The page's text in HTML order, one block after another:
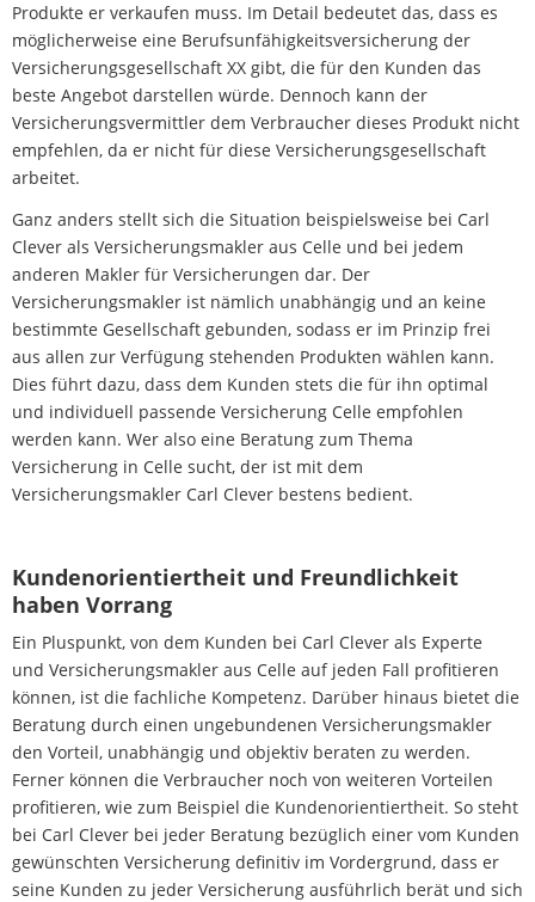
Produkte er verkaufen muss. Im Detail bedeutet das, dass es
möglicherweise eine Berufsunfähigkeitsversicherung der
Versicherungsgesellschaft XX gibt, die für den Kunden das
beste Angebot darstellen würde. Dennoch kann der
Versicherungsvermittler dem Verbraucher dieses Produkt nicht
empfehlen, da er nicht für diese Versicherungsgesellschaft
arbeitet.
Ganz anders stellt sich die Situation beispielsweise bei Carl
Clever als Versicherungsmakler aus Celle und bei jedem
anderen Makler für Versicherungen dar. Der
Versicherungsmakler ist nämlich unabhängig und an keine
bestimmte Gesellschaft gebunden, sodass er im Prinzip frei
aus allen zur Verfügung stehenden Produkten wählen kann.
Dies führt dazu, dass dem Kunden stets die für ihn optimal
und individuell passende Versicherung Celle empfohlen
werden kann. Wer also eine Beratung zum Thema
Versicherung in Celle sucht, der ist mit dem
Versicherungsmakler Carl Clever bestens bedient.
Kundenorientiertheit und Freundlichkeit
haben Vorrang
Ein Pluspunkt, von dem Kunden bei Carl Clever als Experte
und Versicherungsmakler aus Celle auf jeden Fall profitieren
können, ist die fachliche Kompetenz. Darüber hinaus bietet die
Beratung durch einen ungebundenen Versicherungsmakler
den Vorteil, unabhängig und objektiv beraten zu werden.
Ferner können die Verbraucher noch von weiteren Vorteilen
profitieren, wie zum Beispiel die Kundenorientiertheit. So steht
bei Carl Clever bei jeder Beratung bezüglich einer vom Kunden
gewünschten Versicherung definitiv im Vordergrund, dass er
seine Kunden zu jeder Versicherung ausführlich berät und sich